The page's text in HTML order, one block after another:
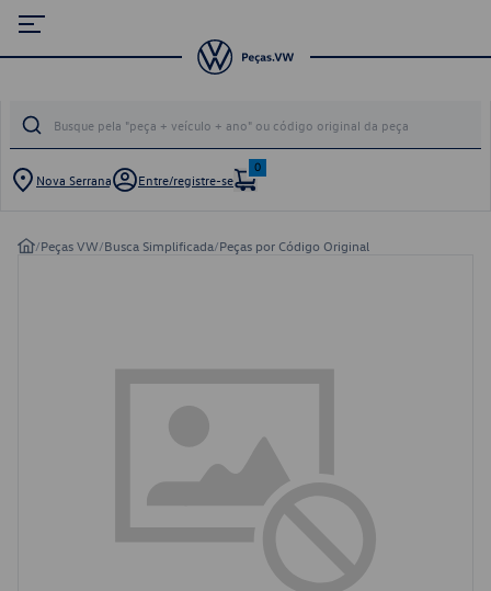
Nova Serrana Entre/registre-se
0
/Peças VW/Busca Simplificada/Peças por Código Original